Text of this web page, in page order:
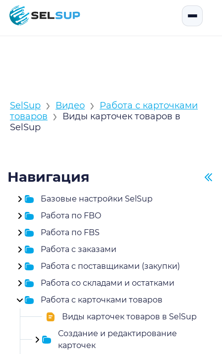
SelSup
SelSup › Видео ›
Работа с карточками
товаров › Виды карточек товаров в
SelSup
Навигация
Базовые настройки SelSup
Работа по FBO
Работа по FBS
Работа с заказами
Работа с поставщиками (закупки)
Работа со складами и остатками
Работа с карточками товаров
Виды карточек товаров в SelSup
Создание и редактирование
карточек